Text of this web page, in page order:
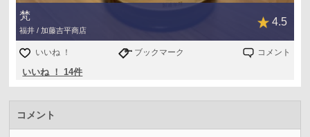
梵
福井 / 加藤吉平商店
4.5
いいね ！ ブックマーク コメント
いいね ！ 14件
コメント